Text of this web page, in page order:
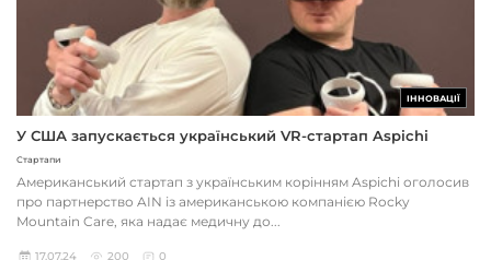
ІННОВАЦІЇ
У США запускається український VR-стартап Aspichi
Стартапи
Американський стартап з українським корінням Aspichi оголосив
про партнерство AIN із американською компанією Rocky
Mountain Care, яка надає медичну до...
17.07.24 200 0